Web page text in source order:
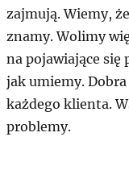
zajmują. Wiemy,
znamy. Wolimy
na pojawiające
jak umiemy.
każdego klienta.
problemy.